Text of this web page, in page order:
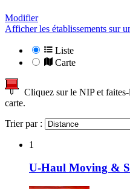
Modifier
Afficher les établissements sur
Liste
Carte
Cliquez sur le NIP et
carte.
Trier par :
1
U-Haul Moving &